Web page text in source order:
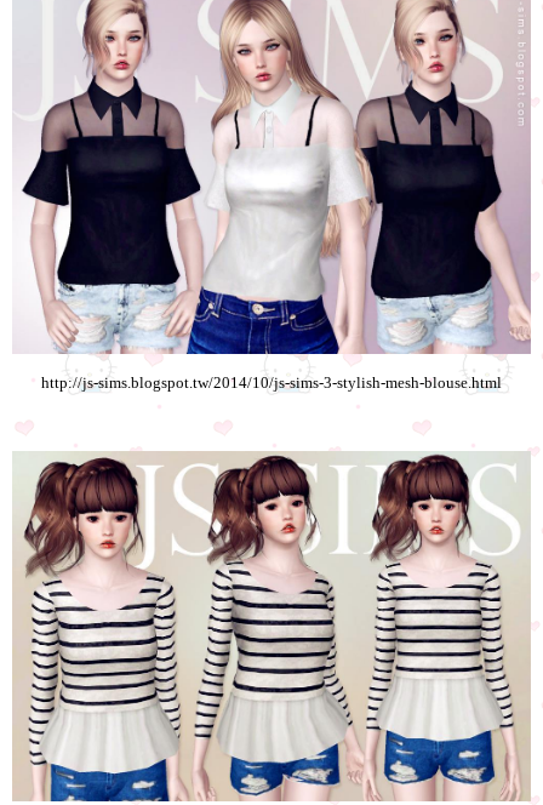
http://js-sims.blogspot.tw/2014/10/js-sims-3-stylish-mesh-blouse.html